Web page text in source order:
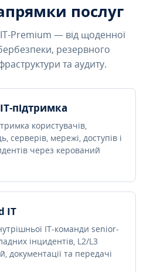
послуг
Premium — від щоденної
резервного
та аудиту.
підтримка
користувачів,
серверів, мережі, доступів і
через керований
IT
IT-команди senior-
інцидентів, L2/L3
документації та передачі